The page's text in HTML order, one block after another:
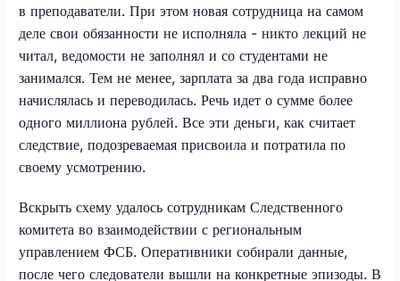
в преподаватели. При этом новая сотрудница на самом
деле свои обязанности не исполняла - никто лекций не
читал, ведомости не заполнял и со студентами не
занимался. Тем не менее, зарплата за два года исправно
начислялась и переводилась. Речь идет о сумме более
одного миллиона рублей. Все эти деньги, как считает
следствие, подозреваемая присвоила и потратила по
своему усмотрению.
Вскрыть схему удалось сотрудникам Следственного
комитета во взаимодействии с региональным
управлением ФСБ. Оперативники собирали данные,
после чего следователи вышли на конкретные эпизоды. В